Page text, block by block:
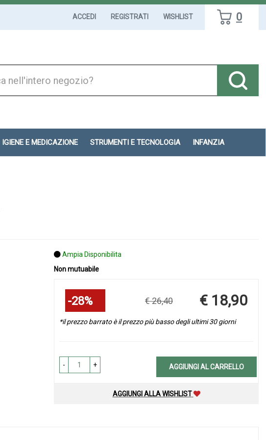
ACCEDI REGISTRATI WISHLIST 0
IGIENE E MEDICAZIONE STRUMENTI E TECNOLOGIA INFANZIA
Ampia Disponibilita
Non mutuabile
del28% € 26,40
Prezzo
€ 18,90
*il prezzo barrato è il prezzo più basso degli ultimi 30 giorni
- + AGGIUNGI AL CARRELLO
AGGIUNGI ALLA WISHLIST